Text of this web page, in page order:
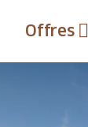
Offres